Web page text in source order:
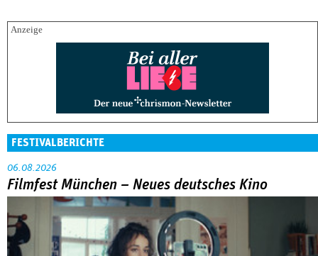
FESTIVALBERICHTE
06.08.2026
Filmfest München – Neues deutsches Kino